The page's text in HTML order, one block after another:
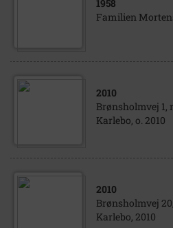
1958
Familien
2010
Brønsholmvej 1,
Karlebo, o. 2010
2010
Brønsholmvej
Karlebo, 2010